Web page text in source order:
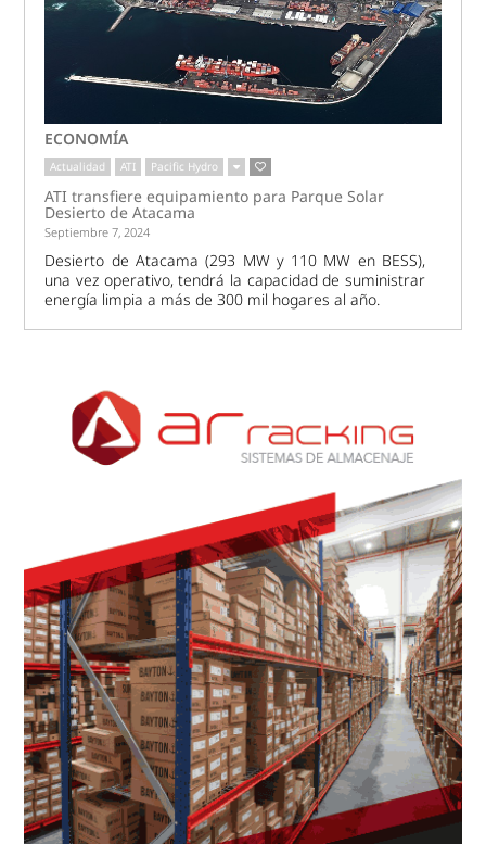
ECONOMÍA
Actualidad ATI Pacific Hydro
ATI transfiere equipamiento para Parque Solar
Desierto de Atacama
Septiembre 7, 2024
Desierto de Atacama (293 MW y 110 MW en BESS),
una vez operativo, tendrá la capacidad de suministrar
energía limpia a más de 300 mil hogares al año.